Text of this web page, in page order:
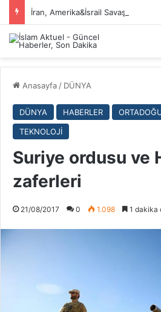
İran, Amerika&İsrail Savaşı Hakkında
Anasayfa / DÜNYA
DÜNYA HABERLER
TEKNOLOJİ
Suriye ordusu ve
zaferleri
21/08/2017 0 1.098 1 dakika